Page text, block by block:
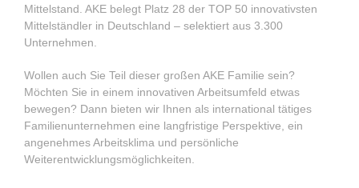
Mittelstand. AKE belegt Platz 28 der TOP 50 innovativsten
Mittelständler in Deutschland – selektiert aus 3.300
Unternehmen.
Wollen auch Sie Teil dieser großen AKE Familie sein?
Möchten Sie in einem innovativen Arbeitsumfeld etwas
bewegen? Dann bieten wir Ihnen als international tätiges
Familienunternehmen eine langfristige Perspektive, ein
angenehmes Arbeitsklima und persönliche
Weiterentwicklungsmöglichkeiten.